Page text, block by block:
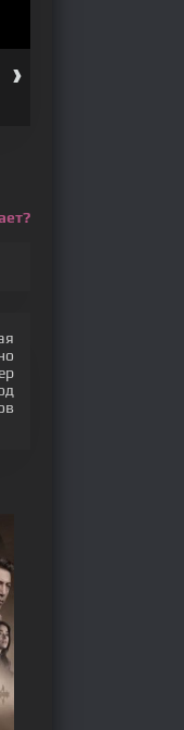
267 серия
›